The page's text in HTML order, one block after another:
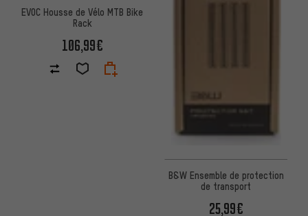
EVOC Housse de Vélo MTB Bike
Rack
106,99€
B&W Ensemble de protection
de transport
25,99€